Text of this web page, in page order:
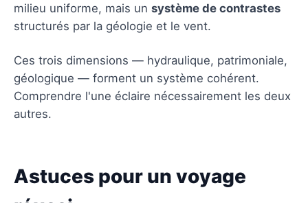
milieu uniforme, mais un système de contrastes
structurés par la géologie et le vent.
Ces trois dimensions — hydraulique, patrimoniale,
géologique — forment un système cohérent.
Comprendre l'une éclaire nécessairement les deux
autres.
Astuces pour un voyage